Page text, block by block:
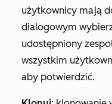
użytkownicy mają
dialogowym
udostępniony
wszystkim
aby potwierdzić.